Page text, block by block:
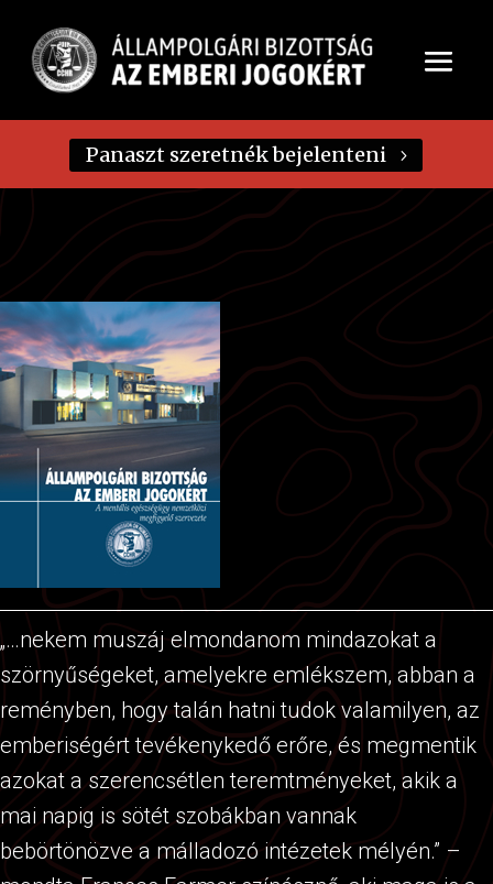
Panaszt szeretnék bejelenteni
„…nekem muszáj elmondanom mindazokat a
szörnyűségeket, amelyekre emlékszem, abban a
reményben, hogy talán hatni tudok valamilyen, az
emberiségért tevékenykedő erőre, és megmentik
azokat a szerencsétlen teremtményeket, akik a
mai napig is sötét szobákban vannak
bebörtönözve a málladozó intézetek mélyén.” –